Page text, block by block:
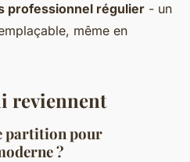
professionnel régulier - un
même en
reviennent
partition pour
?